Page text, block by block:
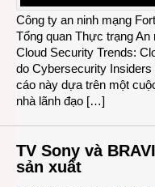
Công ty an ninh mạng
Tổng quan Thực trạng
Cloud Security Trends:
do Cybersecurity
cáo này dựa trên một
nhà lãnh đạo […]
TV Sony và
sản xuất